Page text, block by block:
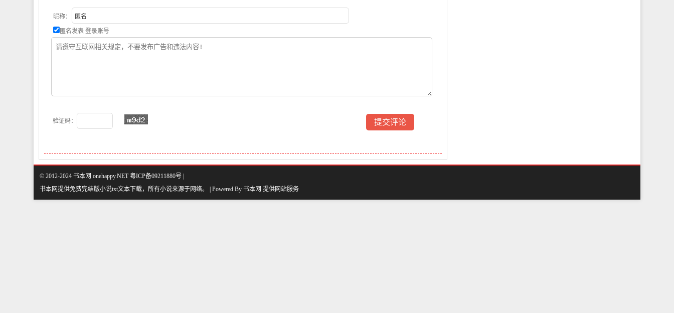
昵称：
匿名发表 登录账号
验证码：
© 2012-2024 书本网 onehappy.NET 粤ICP备09211880号 |
书本网提供免费完结版小说txt文本下载，所有小说来源于网络。 | Powered By 书本网 提供网站服务